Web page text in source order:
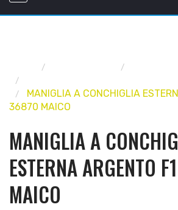
MANIGLIA A CONCHIGLIA
36870 MAICO
MANIGLIA A
ESTERNA ARGENTO
MAICO